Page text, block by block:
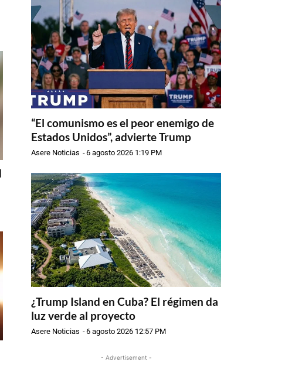
“El comunismo es el peor enemigo de
Estados Unidos”, advierte Trump
Asere Noticias -6 agosto 2026 1:19 PM
¿Trump Island en Cuba? El régimen da
luz verde al proyecto
Asere Noticias -6 agosto 2026 12:57 PM
- Advertisement -